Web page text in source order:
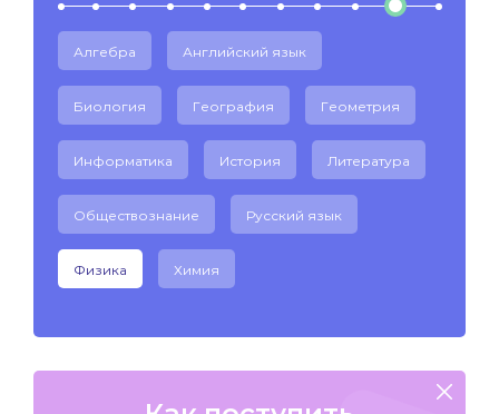
Алгебра Английский язык
Биология География Геометрия
Информатика История Литература
Обществознание Русский язык
Физика Химия